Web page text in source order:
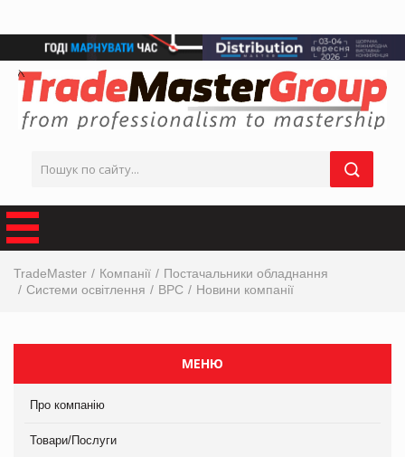
TradeMaster Компанії
Постачальники обладнання
Системи освітлення
ВРС Новини компанії
МЕНЮ
Про компанію
Товари/Послуги